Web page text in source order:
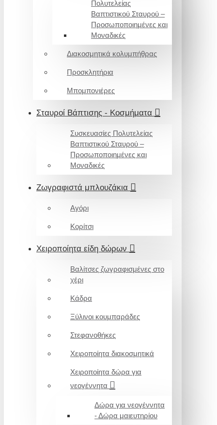
Πολυτελείας
Βαπτιστικού Σταυρού –
Προσωποποιημένες και
Μοναδικές
Διακοσμητικά κολυμπήθρας
Προσκλητήρια
Μπομπονιέρες
Σταυροί Βάπτισης - Κοσμήματα
Συσκευασίες Πολυτελείας
Βαπτιστικού Σταυρού –
Προσωποποιημένες και
Μοναδικές
Ζωγραφιστά μπλουζάκια
Αγόρι
Κορίτσι
Χειροποίητα είδη δώρων
Βαλίτσες ζωγραφισμένες στο
χέρι
Κάδρα
Ξύλινοι κουμπαράδες
Στεφανοθήκες
Χειροποίητα διακοσμητικά
Χειροποίητα δώρα για
νεογέννητα
Δώρα για νεογέννητα
- Δώρα μαιευτηρίου